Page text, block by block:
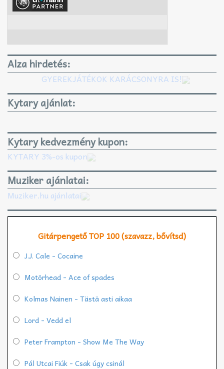
Alza hirdetés:
GYEREKJÁTÉKOK KARÁCSONYRA IS!
Kytary ajánlat:
Kytary kedvezmény kupon:
KYTARY 3%-os kupon
Muziker ajánlatai:
Muziker.hu ajánlatai
Gitárpengető TOP 100 (szavazz, bővítsd)
J.J. Cale - Cocaine
Motörhead - Ace of spades
Kolmas Nainen - Tästä asti aikaa
Lord - Vedd el
Peter Frampton - Show Me The Way
Pál Utcai Fiúk - Csak úgy csinál